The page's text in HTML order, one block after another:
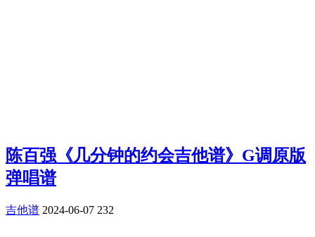
陈百强《几分钟的约会吉他谱》G调原版
弹唱谱
吉他谱 2024-06-07 232